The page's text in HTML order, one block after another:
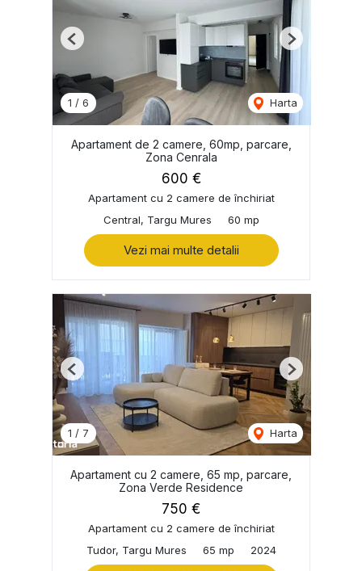
1 / 6 Harta
Previous Next
Apartament de 2 camere, 60mp, parcare,
Zona Cenrala
600 €
Apartament cu 2 camere de închiriat
Central, Targu Mures
60 mp
Vezi mai multe detalii
1 / 7 Harta
Previous Next
Apartament cu 2 camere, 65 mp, parcare,
Zona Verde Residence
750 €
Apartament cu 2 camere de închiriat
Tudor, Targu Mures
65 mp 2024